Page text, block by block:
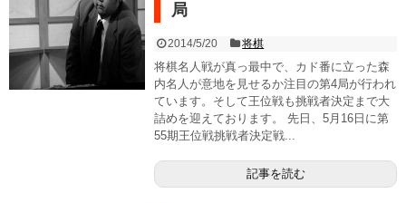
局
2014/5/20 将棋
将棋名人戦が真っ最中で、カド番に立った森
内名人が意地を見せるか注目の第4局が行われ
ています。そして王位戦も挑戦者決定まで大
詰めを迎えております。 先日、5月16日に第
55期王位戦挑戦者決定戦...
記事を読む